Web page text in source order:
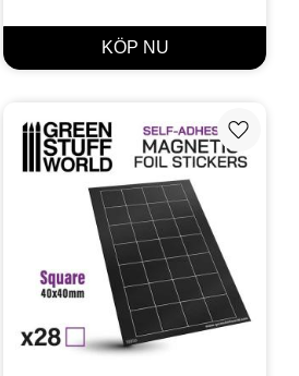
i favoriter Lägg